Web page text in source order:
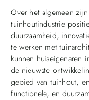
Over het algemeen
tuinhoutindustrie
duurzaamheid,
te werken met
kunnen huiseigenaren
de nieuwste
gebied van tuinhout,
functionele, en